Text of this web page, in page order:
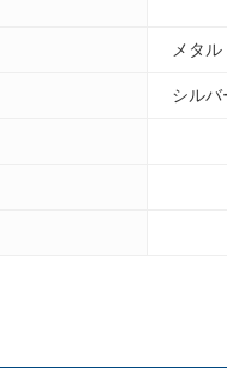
メタル
シルバ